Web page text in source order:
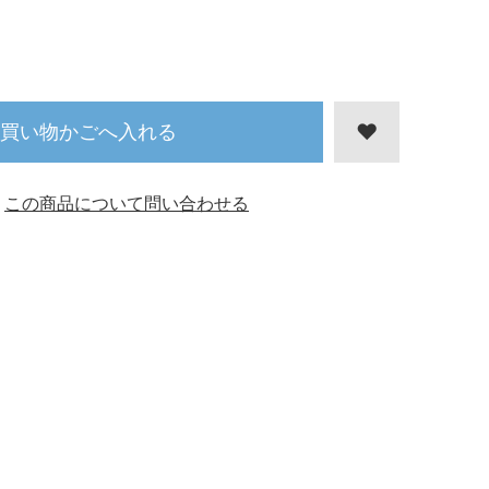
買い物かごへ入れる
この商品について問い合わせる